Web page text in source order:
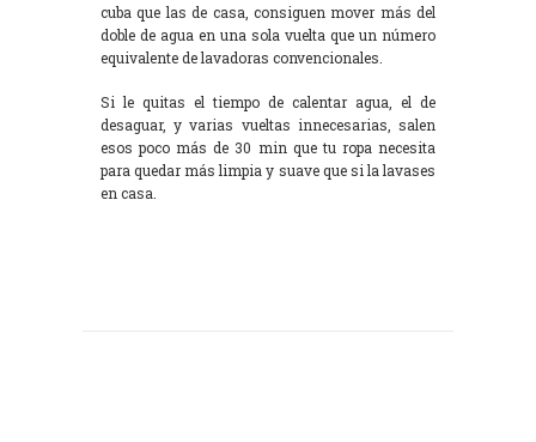
cuba que las de casa, consiguen mover más del
doble de agua en una sola vuelta que un número
equivalente de lavadoras convencionales.
Si le quitas el tiempo de calentar agua, el de
desaguar, y varias vueltas innecesarias, salen
esos poco más de 30 min que tu ropa necesita
para quedar más limpia y suave que si la lavases
en casa.